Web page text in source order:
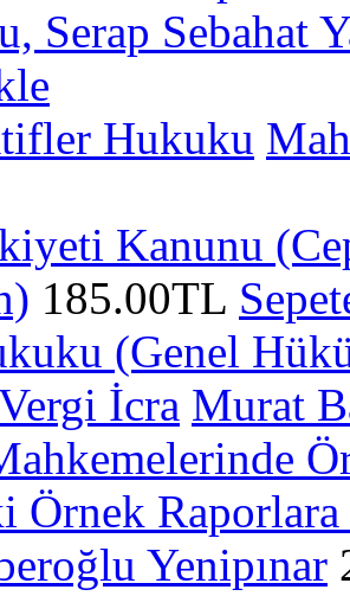
Serap Sebahat
Hukuku
Kanunu
185.00TL
(Genel
İcra Murat
Örnek
Yenipınar